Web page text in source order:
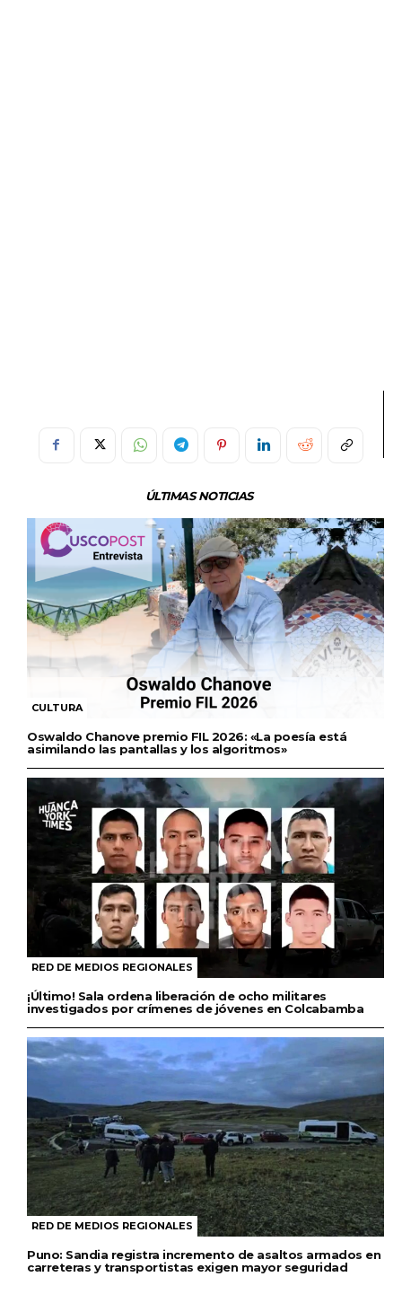
ÚLTIMAS NOTICIAS
CULTURA
Oswaldo Chanove premio FIL 2026: «La poesía está
asimilando las pantallas y los algoritmos»
RED DE MEDIOS REGIONALES
¡Último! Sala ordena liberación de ocho militares
investigados por crímenes de jóvenes en Colcabamba
RED DE MEDIOS REGIONALES
Puno: Sandia registra incremento de asaltos armados en
carreteras y transportistas exigen mayor seguridad